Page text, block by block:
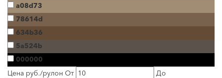
a08d73
78614d
634b36
5a524b
000000
Цена руб./рулон От До